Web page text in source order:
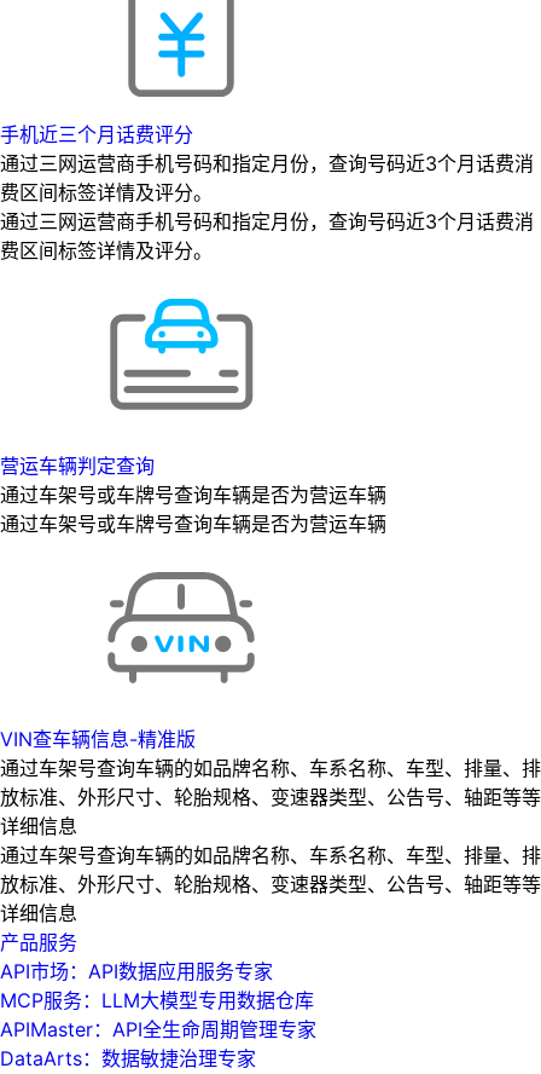
手机近三个月话费评分
通过三网运营商手机号码和指定月份，查询号码近3个月话费消
费区间标签详情及评分。
通过三网运营商手机号码和指定月份，查询号码近3个月话费消
费区间标签详情及评分。
营运车辆判定查询
通过车架号或车牌号查询车辆是否为营运车辆
通过车架号或车牌号查询车辆是否为营运车辆
VIN查车辆信息-精准版
通过车架号查询车辆的如品牌名称、车系名称、车型、排量、排
放标准、外形尺寸、轮胎规格、变速器类型、公告号、轴距等等
详细信息
通过车架号查询车辆的如品牌名称、车系名称、车型、排量、排
放标准、外形尺寸、轮胎规格、变速器类型、公告号、轴距等等
详细信息
产品服务
API市场：API数据应用服务专家
MCP服务：LLM大模型专用数据仓库
APIMaster：API全生命周期管理专家
DataArts：数据敏捷治理专家